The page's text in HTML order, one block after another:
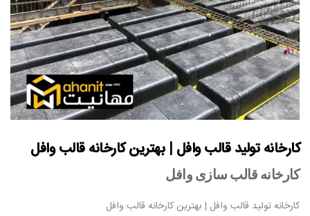
کارخانه تولید قالب وافل | بهترین کارخانه قالب وافل
کارخانه قالب سازی وافل
کارخانه تولید قالب وافل | بهترین کارخانه قالب وافل